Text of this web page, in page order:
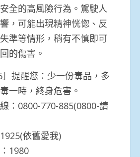
全的高風險行為。駕駛人
，可能出現精神恍惚、反
準等情形，稍有不慎即可
的傷害。
提醒您：少一份毒品，多
一時，終身危害。
：0800-770-885(0800-請
依舊愛我)
1980